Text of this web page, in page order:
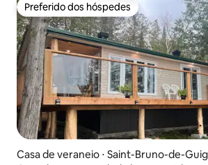
Preferido dos hóspedes
Preferido dos hóspedes
Casa de veraneio ⋅ Saint-Bruno-de-